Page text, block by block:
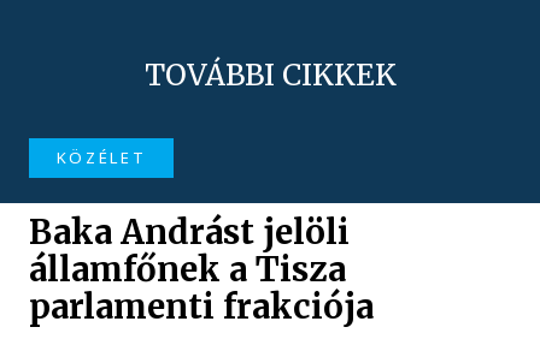
TOVÁBBI CIKKEK
KÖZÉLET
Baka Andrást jelöli
államfőnek a Tisza
parlamenti frakciója